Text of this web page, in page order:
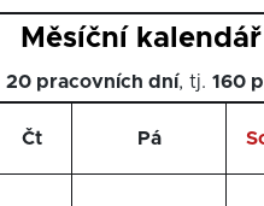
Měsíční
20 pracovních dní, tj. 160
Čt Pá